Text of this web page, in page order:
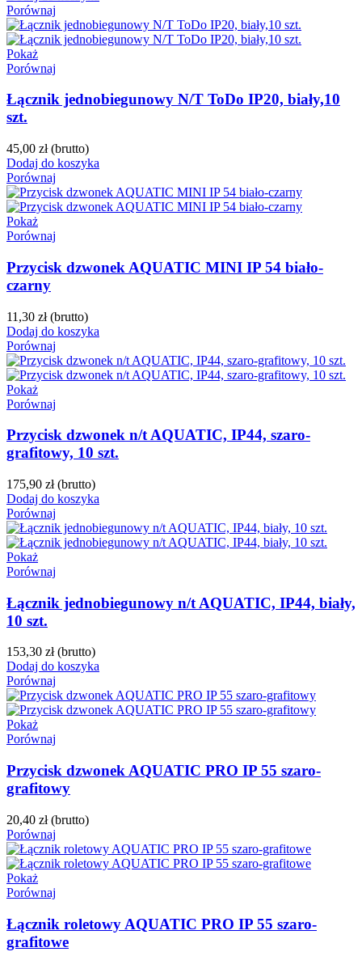
Porównaj
Pokaż
Porównaj
Łącznik jednobiegunowy N/T ToDo IP20, biały,10
szt.
45,00 zł (brutto)
Dodaj do koszyka
Porównaj
Pokaż
Porównaj
Przycisk dzwonek AQUATIC MINI IP 54 biało-
czarny
11,30 zł (brutto)
Dodaj do koszyka
Porównaj
Pokaż
Porównaj
Przycisk dzwonek n/t AQUATIC, IP44, szaro-
grafitowy, 10 szt.
175,90 zł (brutto)
Dodaj do koszyka
Porównaj
Pokaż
Porównaj
Łącznik jednobiegunowy n/t AQUATIC, IP44, biały,
10 szt.
153,30 zł (brutto)
Dodaj do koszyka
Porównaj
Pokaż
Porównaj
Przycisk dzwonek AQUATIC PRO IP 55 szaro-
grafitowy
20,40 zł (brutto)
Porównaj
Pokaż
Porównaj
Łącznik roletowy AQUATIC PRO IP 55 szaro-
grafitowe